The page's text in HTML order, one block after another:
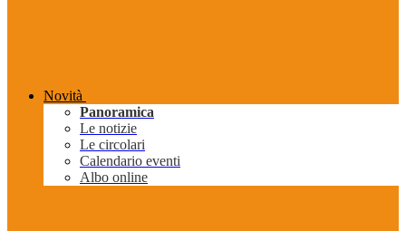
Novità
Panoramica
Le notizie
Le circolari
Calendario eventi
Albo online